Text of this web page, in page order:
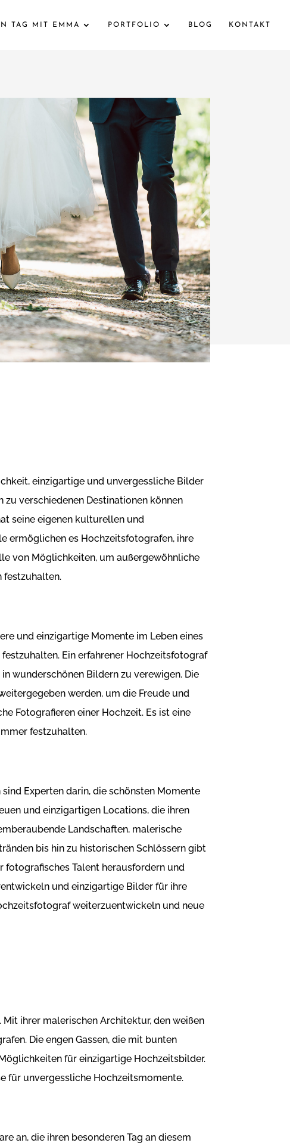
TAG MIT EMMA PORTFOLIO BLOG KONTAKT
einzigartige und unvergessliche Bilder
zu verschiedenen Destinationen können
seine eigenen kulturellen und
ermöglichen es Hochzeitsfotografen, ihre
von Möglichkeiten, um außergewöhnliche
festzuhalten.
und einzigartige Momente im Leben eines
Ein erfahrener Hochzeitsfotograf
wunderschönen Bildern zu verewigen. Die
werden, um die Freude und
Fotografieren einer Hochzeit. Es ist eine
festzuhalten.
Experten darin, die schönsten Momente
und einzigartigen Locations, die ihren
Landschaften, malerische
bis hin zu historischen Schlössern gibt
fotografisches Talent herausfordern und
und einzigartige Bilder für ihre
weiterzuentwickeln und neue
ihrer malerischen Architektur, den weißen
Die engen Gassen, die mit bunten
für einzigartige Hochzeitsbilder.
für unvergessliche Hochzeitsmomente.
an, die ihren besonderen Tag an diesem